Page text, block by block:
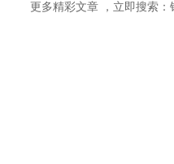
更多精彩文章 ，立即搜索：